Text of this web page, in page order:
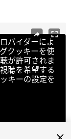
バイダーによ
クッキーを使
が許可されま
聴を希望する
キーの設定を